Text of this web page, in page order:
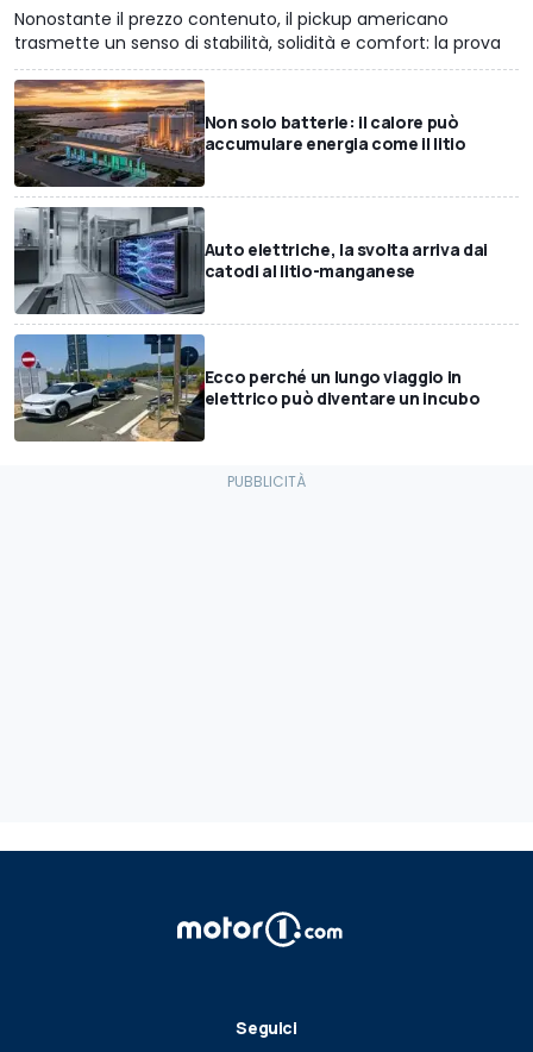
Nonostante il prezzo contenuto, il pickup americano
trasmette un senso di stabilità, solidità e comfort: la prova
Non solo batterie: il calore può
accumulare energia come il litio
Auto elettriche, la svolta arriva dai
catodi al litio-manganese
Ecco perché un lungo viaggio in
elettrico può diventare un incubo
Seguici